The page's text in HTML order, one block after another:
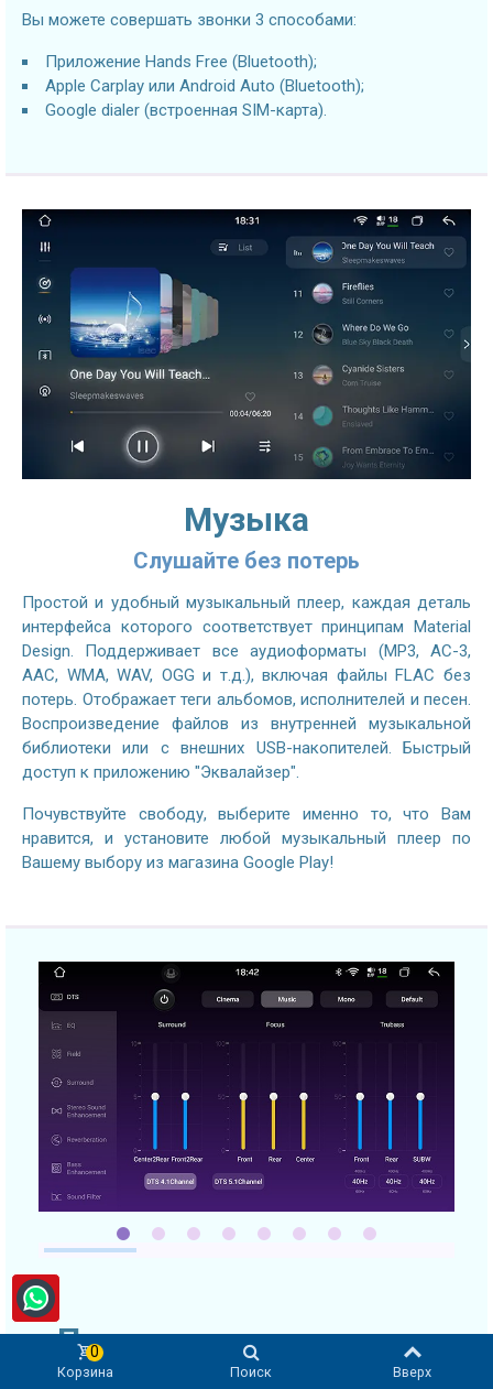
Вы можете совершать звонки 3 способами:
Приложение Hands Free (Bluetooth);
Apple Carplay или Android Auto (Bluetooth);
Google dialer (встроенная SIM-карта).
Музыка
Слушайте без потерь
Простой и удобный музыкальный плеер, каждая деталь
интерфейса которого соответствует принципам Material
Design. Поддерживает все аудиоформаты (MP3, AC-3,
AAC, WMA, WAV, OGG и т.д.), включая файлы FLAC без
потерь. Отображает теги альбомов, исполнителей и песен.
Воспроизведение файлов из внутренней музыкальной
библиотеки или с внешних USB-накопителей. Быстрый
доступ к приложению "Эквалайзер".
Почувствуйте свободу, выберите именно то, что Вам
нравится, и установите любой музыкальный плеер по
Вашему выбору из магазина Google Play!
Превосходное качество
звука
Корзина
0
Поиск Вверх